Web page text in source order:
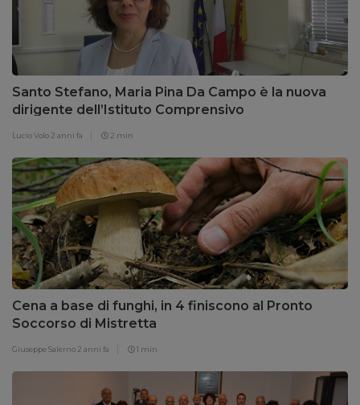
Santo Stefano, Maria Pina Da Campo è la nuova
dirigente dell’Istituto Comprensivo
Lucio Volo 2 anni fa 2 min
Cena a base di funghi, in 4 finiscono al Pronto
Soccorso di Mistretta
Giuseppe Salerno 2 anni fa 1 min